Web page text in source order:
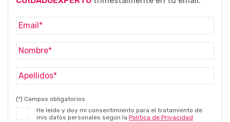
(*) Campos obligatorios
He leído y doy mi consentimiento para el tratamiento de
mis datos personales según la Política de Privacidad